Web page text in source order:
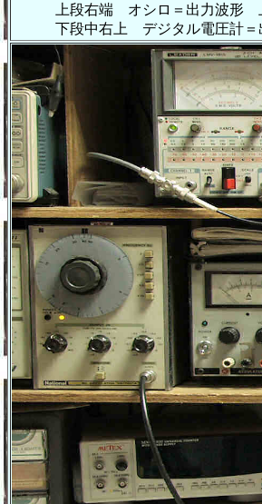
上段右端 オシロ＝出力波形 上＝
下段中右上 デジタル電圧計＝出